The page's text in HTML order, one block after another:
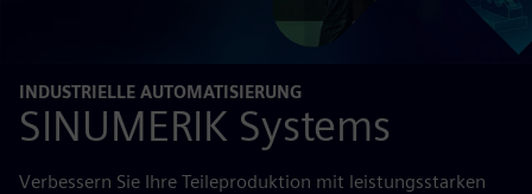
INDUSTRIELLE AUTOMATISIERUNG
SINUMERIK Systems
Verbessern Sie Ihre Teileproduktion mit leistungsstarken